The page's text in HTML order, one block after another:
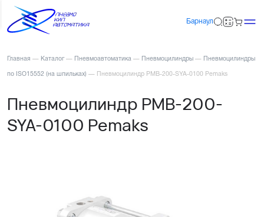
Барнаул
Главная — Каталог — Пневмоавтоматика — Пневмоцилиндры — Пневмоцилиндры
по ISO15552 (на шпильках) — Пневмоцилиндр PMB-200-SYA-0100 Pemaks
Пневмоцилиндр PMB-200-
SYA-0100 Pemaks